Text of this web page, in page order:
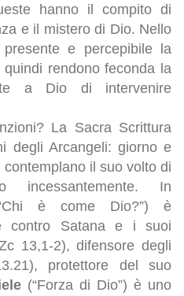
hanno il compito di
e il mistero di Dio. Nello
e percepibile la
rendono feconda la
a Dio di intervenire
La Sacra Scrittura
degli Arcangeli: giorno e
il suo volto di
incessantemente. In
è come Dio?”) è
contro Satana e i suoi
13,1-2), difensore degli
protettore del suo
(“Forza di Dio”) è uno